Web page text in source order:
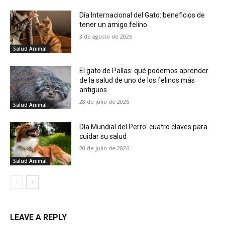
Salud Animal
Día Internacional del Gato: beneficios de
tener un amigo felino
3 de agosto de 2026
Salud Animal
El gato de Pallas: qué podemos aprender
de la salud de uno de los felinos más
antiguos
28 de julio de 2026
Salud Animal
Día Mundial del Perro: cuatro claves para
cuidar su salud
20 de julio de 2026
LEAVE A REPLY